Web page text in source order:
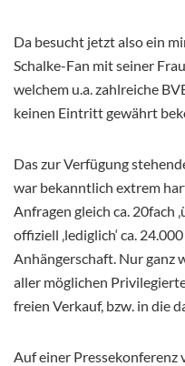
Da besucht jetzt also ein
Schalke-Fan mit seiner
welchem u.a. zahlreiche
keinen Eintritt gewährt
Das zur Verfügung
war bekanntlich extrem
Anfragen gleich ca. 20fach
offiziell ‚lediglich‘ ca.
Anhängerschaft. Nur ganz
aller möglichen
freien Verkauf, bzw. in die
Auf einer Pressekonferenz